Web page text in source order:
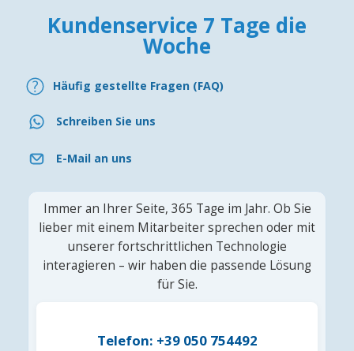
Kundenservice 7 Tage die
Woche
Häufig gestellte Fragen (FAQ)
Schreiben Sie uns
E-Mail an uns
Immer an Ihrer Seite, 365 Tage im Jahr. Ob Sie
lieber mit einem Mitarbeiter sprechen oder mit
unserer fortschrittlichen Technologie
interagieren – wir haben die passende Lösung
für Sie.
Telefon: +39 050 754492